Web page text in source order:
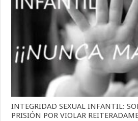
INTEGRIDAD SEXUAL INFANTIL:
PRISIÓN POR VIOLAR